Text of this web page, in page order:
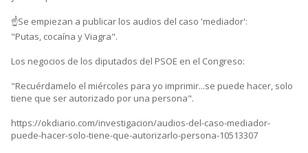
☝️Se empiezan a publicar los audios del caso 'mediador':
"Putas, cocaína y Viagra".
Los negocios de los diputados del PSOE en el Congreso:
"Recuérdamelo el miércoles para yo imprimir...se puede hacer, solo
tiene que ser autorizado por una persona".
https://okdiario.com/investigacion/audios-del-caso-mediador-
puede-hacer-solo-tiene-que-autorizarlo-persona-10513307